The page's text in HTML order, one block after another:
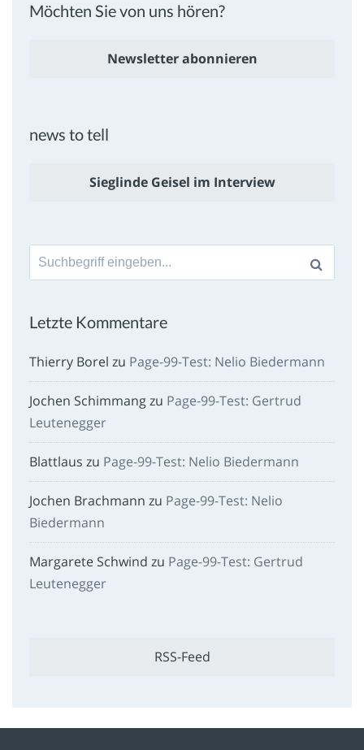
Möchten Sie von uns hören?
Newsletter abonnieren
news to tell
Sieglinde Geisel im Interview
Suche
nach:
Letzte Kommentare
Thierry Borel zu Page-99-Test: Nelio Biedermann
Jochen Schimmangzu Page-99-Test: Gertrud
Leutenegger
Blattlaus zu Page-99-Test: Nelio Biedermann
Jochen Brachmann zu Page-99-Test: Nelio
Biedermann
Margarete Schwind zu Page-99-Test: Gertrud
Leutenegger
RSS-Feed